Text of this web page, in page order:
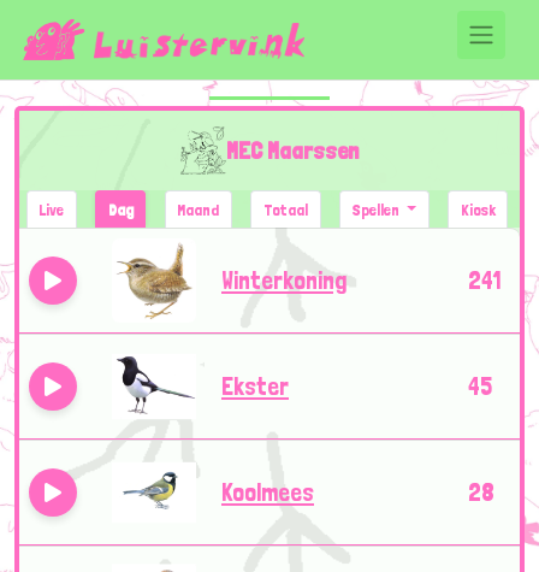
MEC Maarssen
Live Dag Maand Totaal Spellen Kiosk
Winterkoning 241
Ekster 45
Koolmees 28